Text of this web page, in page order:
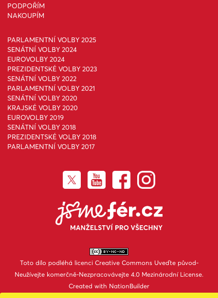
PODPOŘÍM
NAKOUPÍM
PARLAMENTNÍ VOLBY 2025
SENÁTNÍ VOLBY 2024
EUROVOLBY 2024
PREZIDENTSKÉ VOLBY 2023
SENÁTNÍ VOLBY 2022
PARLAMENTNÍ VOLBY 2021
SENÁTNÍ VOLBY 2020
KRAJSKÉ VOLBY 2020
EUROVOLBY 2019
SENÁTNÍ VOLBY 2018
PREZIDENTSKÉ VOLBY 2018
PARLAMENTNÍ VOLBY 2017
Toto dílo podléhá licenci Creative Commons Uveďte původ-
Neužívejte komerčně-Nezpracovávejte 4.0 Mezinárodní License.
Created with NationBuilder